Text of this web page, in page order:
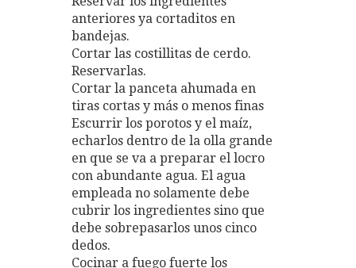
anteriores ya cortaditos en
bandejas.
Cortar las costillitas de cerdo.
Reservarlas.
Cortar la panceta ahumada en
tiras cortas y más o menos finas
Escurrir los porotos y el maíz,
echarlos dentro de la olla grande
en que se va a preparar el locro
con abundante agua. El agua
empleada no solamente debe
cubrir los ingredientes sino que
debe sobrepasarlos unos cinco
dedos.
Cocinar a fuego fuerte los